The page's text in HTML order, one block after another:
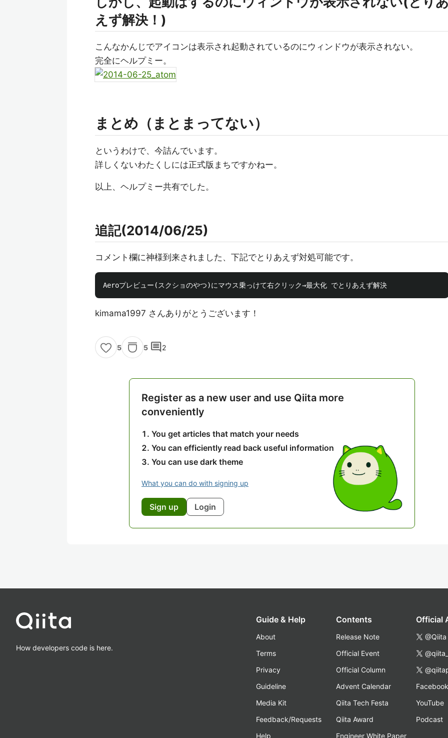
えず解決！)
こんなかんじでアイコンは表示され起動されているのにウィンドウが表示されない。
完全にヘルプミー。
まとめ（まとまってない）
というわけで、今詰んでいます。
詳しくないわたくしには正式版まちですかねー。
以上、ヘルプミー共有でした。
追記(2014/06/25)
コメント欄に神様到来されました、下記でとりあえず対処可能です。
kimama1997 さんありがとうございます！
5 5 comment2
Register as a new user and use Qiita more
conveniently
You get articles that match your needs
You can efficiently read back useful information
You can use dark theme
What you can do with signing up
Sign up Login
How developers code is here.
Guide & Help
About
Terms
Privacy
Guideline
Media Kit
Feedback/Requests
Help
Contents
Release Note
Official Event
Official Column
Advent Calendar
Qiita Tech Festa
Qiita Award
Engineer White Paper
Official
@Qiita
Facebook
YouTube
Podcast